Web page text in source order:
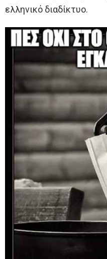
ελληνικό διαδίκτυο.